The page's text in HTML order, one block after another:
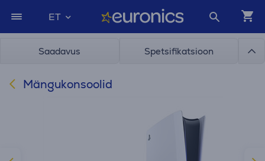
ET
Saadavus Spetsifikatsioon
Mängukonsoolid